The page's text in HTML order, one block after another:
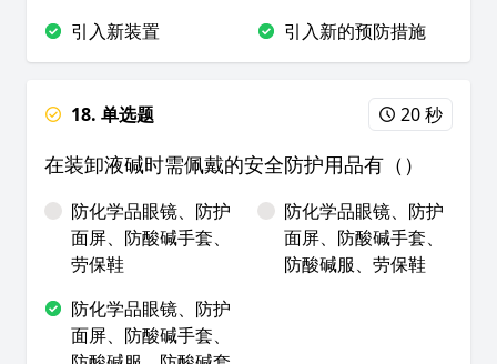
引入新装置 引入新的预防措施
18. 单选题 20 秒
在装卸液碱时需佩戴的安全防护用品有（）
防化学品眼镜、防护
面屏、防酸碱手套、
劳保鞋
防化学品眼镜、防护
面屏、防酸碱手套、
防酸碱服、劳保鞋
防化学品眼镜、防护
面屏、防酸碱手套、